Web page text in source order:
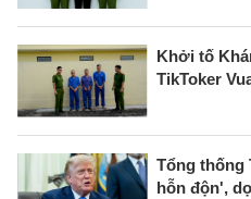
Khởi tố
TikToker
Tổng thống
hỗn độn',